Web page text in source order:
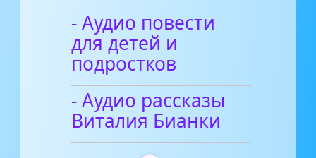
- Аудио повести
для детей и
подростков
- Аудио рассказы
Виталия Бианки